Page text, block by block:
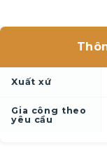
Xuất xứ
Gia công theo
yêu cầu